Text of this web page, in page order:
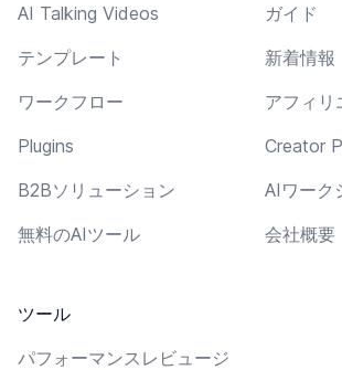
AI Talking Videos
テンプレート
ワークフロー
Plugins
B2Bソリューション
無料のAIツール
ツール
パフォーマンスレビュージ
ガイド
新着情報
アフィリ
Creator
AIワーク
会社概要